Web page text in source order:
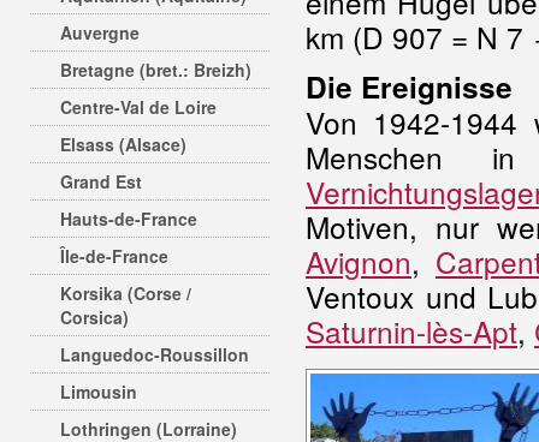
Auvergne
Bretagne (bret.: Breizh)
Centre-Val de Loire
Elsass (Alsace)
Grand Est
Hauts-de-France
Île-de-France
Korsika (Corse /
Corsica)
Languedoc-Roussillon
Limousin
Lothringen (Lorraine)
km (D 907 = N
Die Ereignisse
Von 1942-1944
Menschen
Motiven, nur
Avignon,
Ventoux und
Saturnin-lès-Apt,